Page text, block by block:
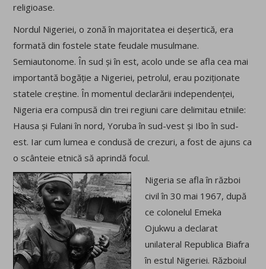
religioase.
Nordul Nigeriei, o zonă în majoritatea ei deșertică, era
formată din fostele state feudale musulmane.
Semiautonome. În sud și în est, acolo unde se afla cea mai
importantă bogăție a Nigeriei, petrolul, erau poziționate
statele creștine. În momentul declarării independenței,
Nigeria era compusă din trei regiuni care delimitau etniile:
Hausa și Fulani în nord, Yoruba în sud-vest și Ibo în sud-
est. Iar cum lumea e condusă de crezuri, a fost de ajuns ca
o scânteie etnică să aprindă focul.
Nigeria se afla în război
civil în 30 mai 1967, după
ce colonelul Emeka
Ojukwu a declarat
unilateral Republica Biafra
în estul Nigeriei. Războiul